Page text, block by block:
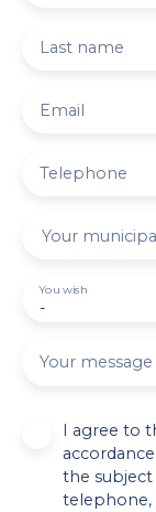
Last name
Email
Telephone
Your
-
You wish
Your message
I agree to
the
telephone,